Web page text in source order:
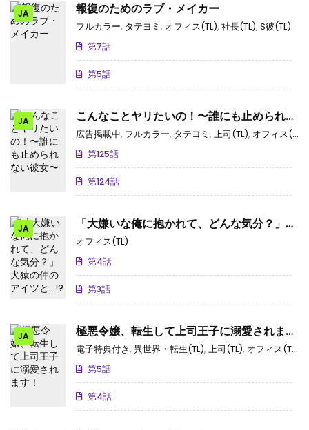
JA 報復のためのラブ・メイカー
フルカラー, タテヨミ, オフィス(TL), 社長(TL), S彼(TL)
第7話
第5話
JA
こんなことヤリたいの！〜誰にも止められな
い彼女〜
広告掲載中, フルカラー, タテヨミ, 上司(TL), オフィス(TL)
第125話
第124話
JA
「大嫌いな俺に抱かれて、どんな気分？」犬
猿の仲のアイツと…!?
オフィス(TL)
第4話
第3話
JA
極悪令嬢、転生して上司王子に溺愛されま
す！
電子特典付き, 異世界・転生(TL), 上司(TL), オフィス(TL)
第5話
第4話